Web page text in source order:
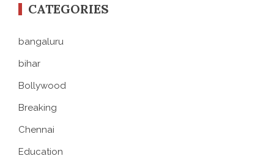
CATEGORIES
bangaluru
bihar
Bollywood
Breaking
Chennai
Education